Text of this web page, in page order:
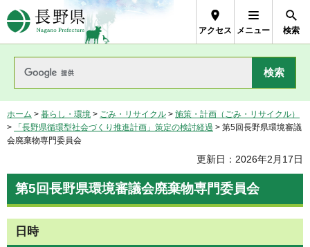
長野県Nagano Prefecture
アクセス メニュー 検索
ホーム > 暮らし・環境 > ごみ・リサイクル > 施策・計画（ごみ・リサイクル）
>
「長野県循環型社会づくり推進計画」策定の検討経過 > 第5回長野県環境審議
会廃棄物専門委員会
更新日：2026年2月17日
第5回長野県環境審議会廃棄物専門委員会
日時